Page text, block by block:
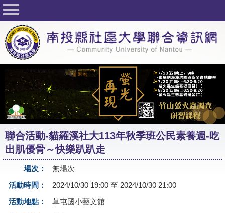
回首頁
關於社大
公佈欄
行事曆
最新活動
活動花絮
課程一覽表
志工與社團
社大學習Q&A
友站連結
聯合活動-貓羅溪社大113年秋季班公民素養週-吃
出肌優骨～快樂趴趴走
場次：
無場次
活動時間：
2024/10/30 19:00 至 2024/10/30 21:00
活動地點：
草屯國小藝文館